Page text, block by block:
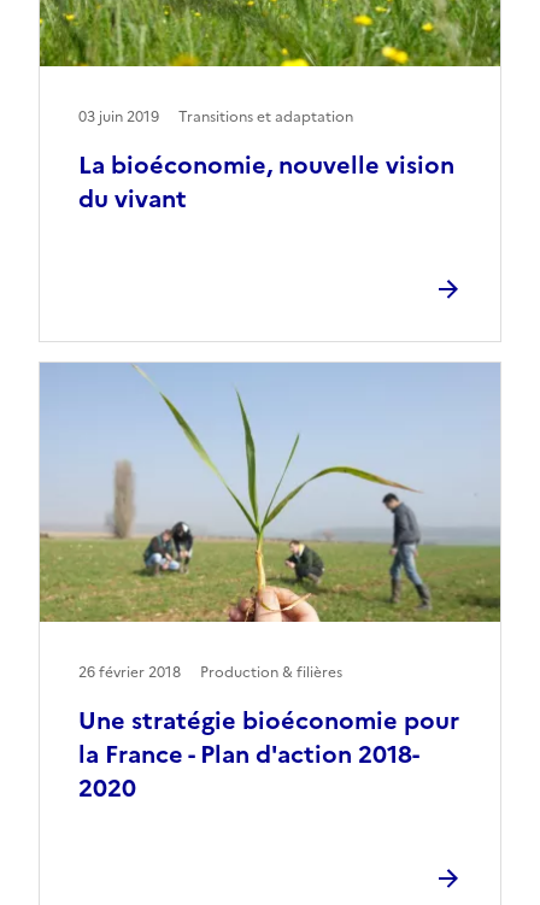
La bioéconomie, nouvelle vision
du vivant
03 juin 2019 Transitions et adaptation
Une stratégie bioéconomie pour
la France - Plan d'action 2018-
2020
26 février 2018 Production & filières